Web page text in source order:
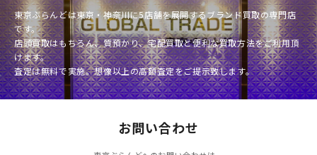
東京ぶらんどは東京・神奈川に5店舗を展開するブランド買取の専門店
です。
店頭買取はもちろん、質預かり、宅配買取と便利な買取方法をご利用頂
けます。
査定は無料で実施。想像以上の高額査定をご提示致します。
お問い合わせ